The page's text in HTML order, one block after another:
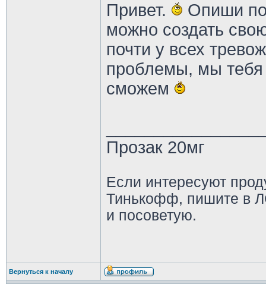
Привет.
Опиши
можно создать
почти у всех
проблемы, мы
сможем
Прозак 20мг
Если интересуют
Тинькофф, пишите в
и посоветую.
Вернуться к началу